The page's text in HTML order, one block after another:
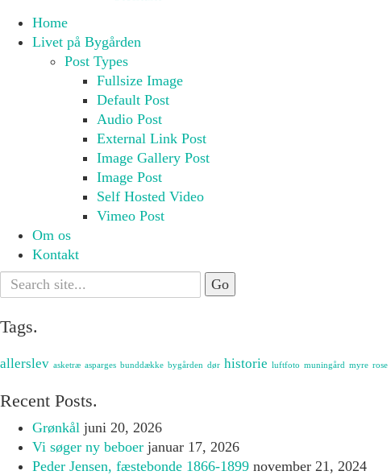
Home
Livet på Bygården
Post Types
Fullsize Image
Default Post
Audio Post
External Link Post
Image Gallery Post
Image Post
Self Hosted Video
Vimeo Post
Om os
Kontakt
Search
for:
Tags.
allerslev asketræ asparges bunddække bygården dør historie luftfoto muningård myre rose
Recent Posts.
Grønkål juni 20, 2026
Vi søger ny beboer januar 17, 2026
Peder Jensen, fæstebonde 1866-1899 november 21, 2024